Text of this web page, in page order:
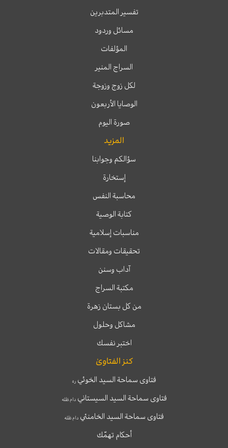
تفسير المتدبرين
مسائل وردود
المؤلفات
السراج المنير
لكل زوج وزوجة
الوصايا الأربعون
صورة اليوم
المزيد
سؤالكم وجوابنا
إستخارة
محاسبة النفس
كتابة الوصية
مناسبات إسلامية
تحقيقات ومقالات
آداب وسنن
مكتبة السراج
من كل بستان زهرة
مشاكل وحلول
اختبر نفسك
كنز الفتاوىٰ
فتاوى سماحة السيد الخوئيره
فتاوى سماحة السيد السيستانيدام ظله
فتاوى سماحة السيد الخامنئي دام ظله
أحكام تهمّك